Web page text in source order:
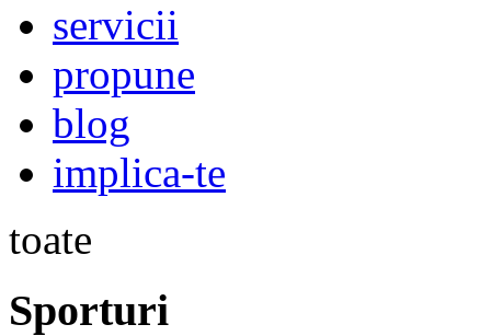
servicii
propune
blog
implica-te
toate
Sporturi